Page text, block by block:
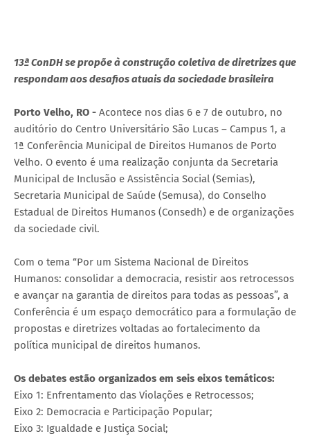
13ª ConDH se propõe à construção coletiva de diretrizes que
respondam aos desafios atuais da sociedade brasileira
Porto Velho, RO - Acontece nos dias 6 e 7 de outubro, no
auditório do Centro Universitário São Lucas – Campus 1, a
1ª Conferência Municipal de Direitos Humanos de Porto
Velho. O evento é uma realização conjunta da Secretaria
Municipal de Inclusão e Assistência Social (Semias),
Secretaria Municipal de Saúde (Semusa), do Conselho
Estadual de Direitos Humanos (Consedh) e de organizações
da sociedade civil.
Com o tema “Por um Sistema Nacional de Direitos
Humanos: consolidar a democracia, resistir aos retrocessos
e avançar na garantia de direitos para todas as pessoas”, a
Conferência é um espaço democrático para a formulação de
propostas e diretrizes voltadas ao fortalecimento da
política municipal de direitos humanos.
Os debates estão organizados em seis eixos temáticos:
Eixo 1: Enfrentamento das Violações e Retrocessos;
Eixo 2: Democracia e Participação Popular;
Eixo 3: Igualdade e Justiça Social;